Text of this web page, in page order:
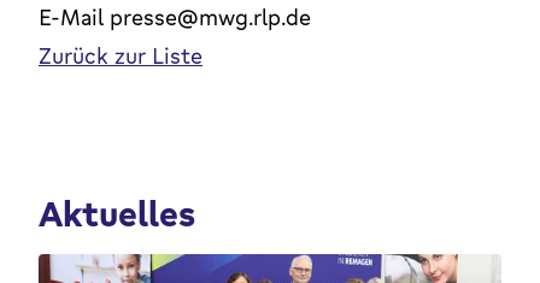
E-Mail presse@mwg.rlp.de
Zurück zur Liste
Aktuelles